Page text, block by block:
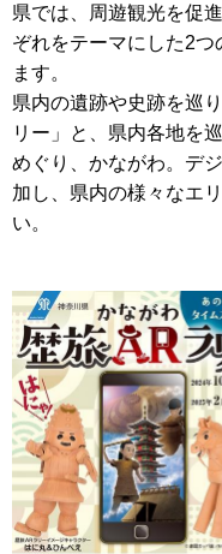
県では、周遊観光を促
ぞれをテーマにした2
ます。
県内の遺跡や史跡を巡
リー」と、県内各地を
めぐり、かながわ。デ
加し、県内の様々なエ
い。